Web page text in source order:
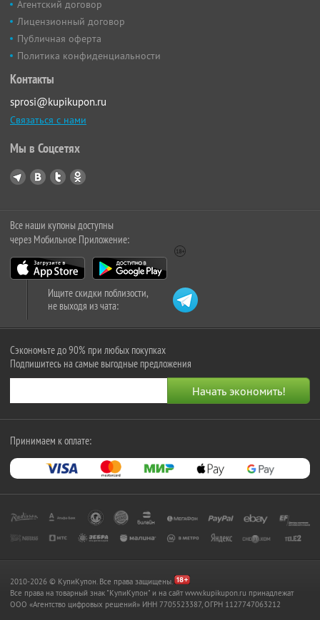
Агентский договор
Лицензионный договор
Публичная оферта
Политика конфиденциальности
Контакты
sprosi@kupikupon.ru
Связаться с нами
Мы в Соцсетях
Все наши купоны доступны
через Мобильное Приложение:
Ищите скидки поблизости,
не выходя из чата:
Сэкономьте до 90% при любых покупках
Подпишитесь на самые выгодные предложения
Принимаем к оплате:
2010-2026 © КупиКупон. Все права защищены.
Все права на товарный знак "КупиКупон" и на сайт www.kupikupon.ru принадлежат
OOO «Агентство цифровых решений» ИНН 7705523387, ОГРН 1127747063212